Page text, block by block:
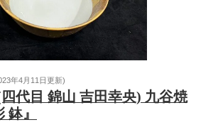
年4月11日更新)
代目 錦山 吉田幸央) 九谷焼
鉢』